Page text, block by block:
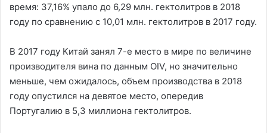
время: 37,16% упало до 6,29 млн. гектолитров в 2018
году по сравнению с 10,01 млн. гектолитров в 2017 году.
В 2017 году Китай занял 7-е место в мире по величине
производителя вина по данным OIV, но значительно
меньше, чем ожидалось, объем производства в 2018
году опустился на девятое место, опередив
Португалию в 5,3 миллиона гектолитров.